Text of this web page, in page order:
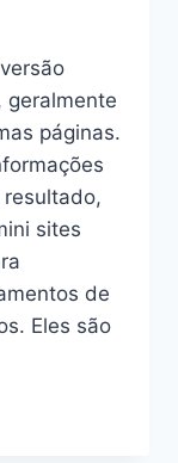
geralmente
páginas.
sites
de
Eles são